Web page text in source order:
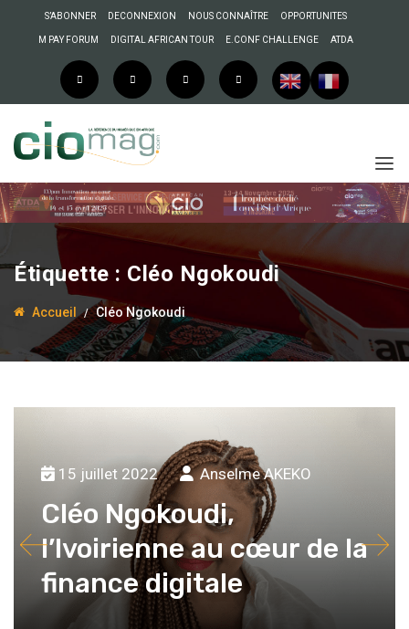
S’ABONNER DECONNEXION NOUS CONNAÎTRE OPPORTUNITES
M PAY FORUM DIGITAL AFRICAN TOUR E.CONF CHALLENGE ATDA
Étiquette : Cléo Ngokoudi
Accueil Cléo Ngokoudi
15 juillet 2022 Anselme AKEKO
Cléo Ngokoudi,
l’Ivoirienne au cœur de la
finance digitale